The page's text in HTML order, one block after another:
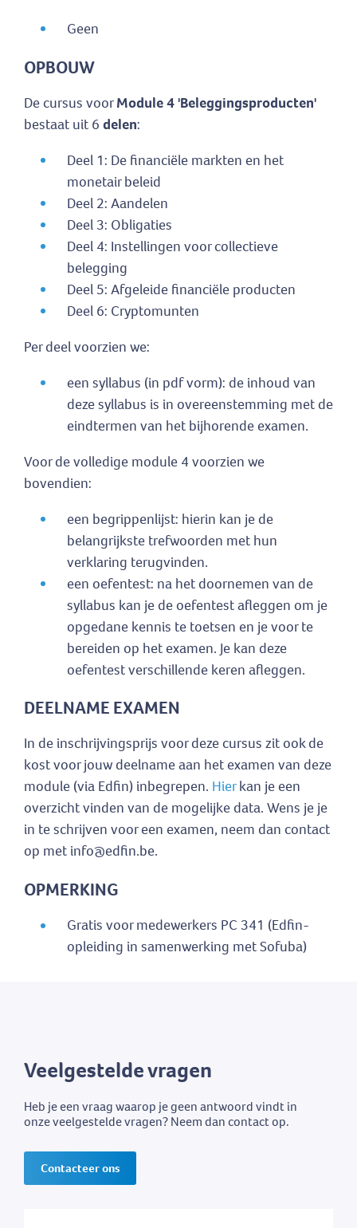
Geen
OPBOUW
De cursus voorModule 4 'Beleggingsproducten'
bestaat uit 6 delen:
Deel 1: De financiële markten en het
monetair beleid
Deel 2: Aandelen
Deel 3: Obligaties
Deel 4: Instellingen voor collectieve
belegging
Deel 5: Afgeleide financiële producten
Deel 6: Cryptomunten
Per deel voorzien we:
een syllabus (in pdf vorm): de inhoud van
deze syllabus is in overeenstemming met de
eindtermen van het bijhorende examen.
Voor de volledige module 4 voorzien we
bovendien:
een begrippenlijst: hierin kan je de
belangrijkste trefwoorden met hun
verklaring terugvinden.
een oefentest: na het doornemen van de
syllabus kan je de oefentest afleggen om je
opgedane kennis te toetsen en je voor te
bereiden op het examen. Je kan deze
oefentest verschillende keren afleggen.
DEELNAME EXAMEN
In de inschrijvingsprijs voor deze cursus zit ook de
kost voor jouw deelname aan het examen van deze
module (via Edfin) inbegrepen. Hierkan je een
overzicht vinden van de mogelijke data. Wens je je
in te schrijven voor een examen, neem dan contact
op met info@edfin.be.
OPMERKING
Gratis voor medewerkers PC 341 (Edfin-
opleiding in samenwerking met Sofuba)
Veelgestelde vragen
Heb je een vraag waarop je geen antwoord vindt in
onze veelgestelde vragen? Neem dan contact op.
Contacteer ons